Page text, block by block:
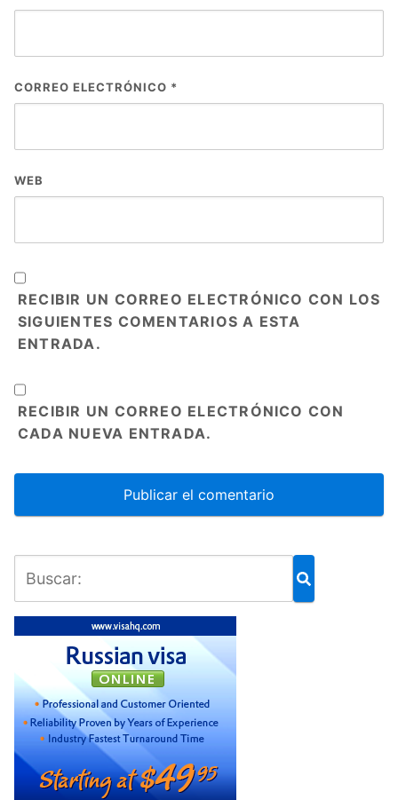
CORREO ELECTRÓNICO *
WEB
RECIBIR UN CORREO ELECTRÓNICO CON LOS
SIGUIENTES COMENTARIOS A ESTA
ENTRADA.
RECIBIR UN CORREO ELECTRÓNICO CON
CADA NUEVA ENTRADA.